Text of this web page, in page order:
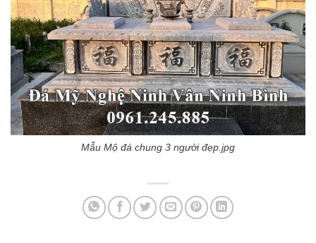
Mẫu Mộ đá chung 3 người đẹp.jpg